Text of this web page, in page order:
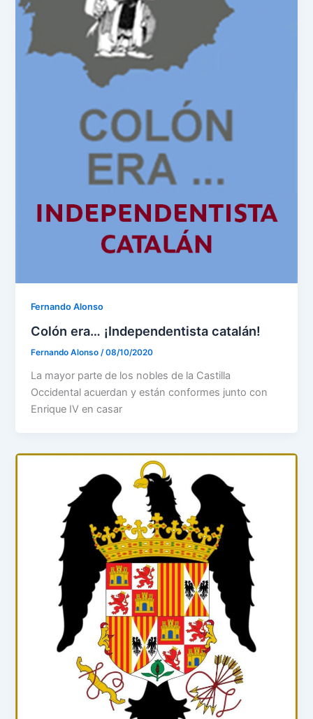
Fernando Alonso
Colón era… ¡Independentista catalán!
Fernando Alonso/08/10/2020
La mayor parte de los nobles de la Castilla
Occidental acuerdan y están conformes junto con
Enrique IV en casar